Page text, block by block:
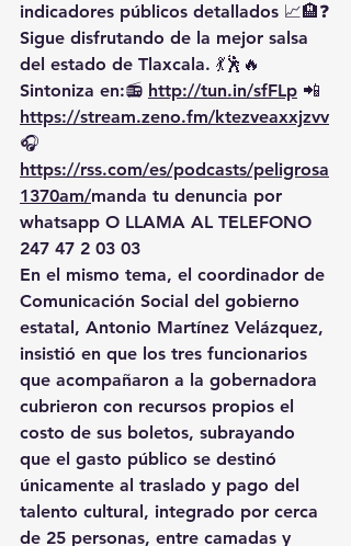
indicadores públicos detallados 📈🏨❓
Sigue disfrutando de la mejor salsa
del estado de Tlaxcala. 💃🕺🔥
Sintoniza en:📻 http://tun.in/sfFLp 📲
https://stream.zeno.fm/ktezveaxxjzvv
🎧
https://rss.com/es/podcasts/peligrosa
1370am/manda tu denuncia por
whatsapp O LLAMA AL TELEFONO
247 47 2 03 03
En el mismo tema, el coordinador de
Comunicación Social del gobierno
estatal, Antonio Martínez Velázquez,
insistió en que los tres funcionarios
que acompañaron a la gobernadora
cubrieron con recursos propios el
costo de sus boletos, subrayando
que el gasto público se destinó
únicamente al traslado y pago del
talento cultural, integrado por cerca
de 25 personas, entre camadas y